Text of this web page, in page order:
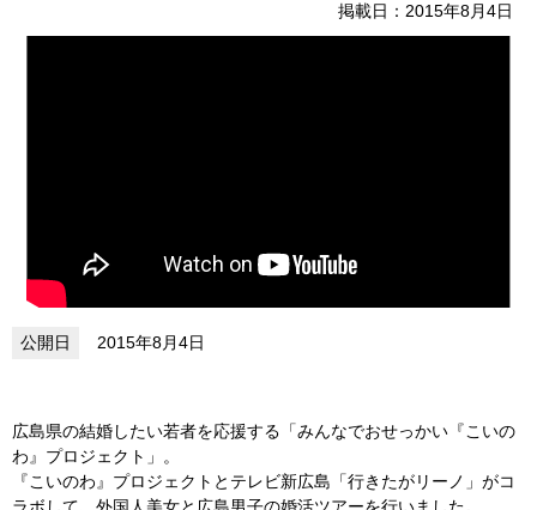
掲載日：2015年8月4日
2015年8月4日
広島県の結婚したい若者を応援する「みんなでおせっかい『こいの
わ』プロジェクト」。
『こいのわ』プロジェクトとテレビ新広島「行きたがリーノ」がコ
ラボして、外国人美女と広島男子の婚活ツアーを行いました。